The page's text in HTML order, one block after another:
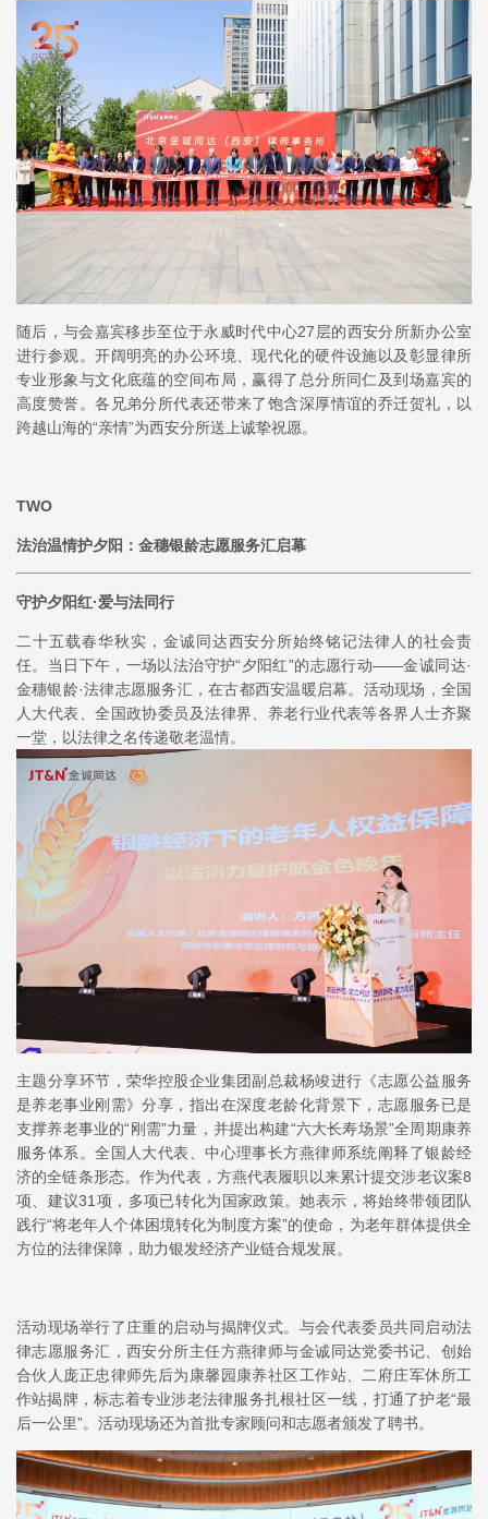
随后，与会嘉宾移步至位于永威时代中心27层的西安分所新办公室
进行参观。开阔明亮的办公环境、现代化的硬件设施以及彰显律所
专业形象与文化底蕴的空间布局，赢得了总分所同仁及到场嘉宾的
高度赞誉。各兄弟分所代表还带来了饱含深厚情谊的乔迁贺礼，以
跨越山海的“亲情”为西安分所送上诚挚祝愿。
TWO
法治温情护夕阳： 金穗银龄志愿服务汇启幕
守护夕阳红·爱与法同行
二十五载春华秋实，金诚同达西安分所始终铭记法律人的社会责
任。当日下午，一场以法治守护“夕阳红”的志愿行动——金诚同达·
金穗银龄·法律志愿服务汇，在古都西安温暖启幕。活动现场，全国
人大代表、全国政协委员及法律界、养老行业代表等各界人士齐聚
一堂，以法律之名传递敬老温情。
主题分享环节，荣华控股企业集团副总裁杨竣进行《志愿公益服务
是养老事业刚需》分享，指出在深度老龄化背景下，志愿服务已是
支撑养老事业的“刚需”力量，并提出构建“六大长寿场景”全周期康养
服务体系。全国人大代表、中心理事长方燕律师系统阐释了银龄经
济的全链条形态。作为代表，方燕代表履职以来累计提交涉老议案8
项、建议31项，多项已转化为国家政策。她表示，将始终带领团队
践行“将老年人个体困境转化为制度方案”的使命，为老年群体提供全
方位的法律保障，助力银发经济产业链合规发展。
活动现场举行了庄重的启动与揭牌仪式。与会代表委员共同启动法
律志愿服务汇，西安分所主任方燕律师与金诚同达党委书记、创始
合伙人庞正忠律师先后为康馨园康养社区工作站、二府庄军休所工
作站揭牌，标志着专业涉老法律服务扎根社区一线，打通了护老“最
后一公里”。活动现场还为首批专家顾问和志愿者颁发了聘书。